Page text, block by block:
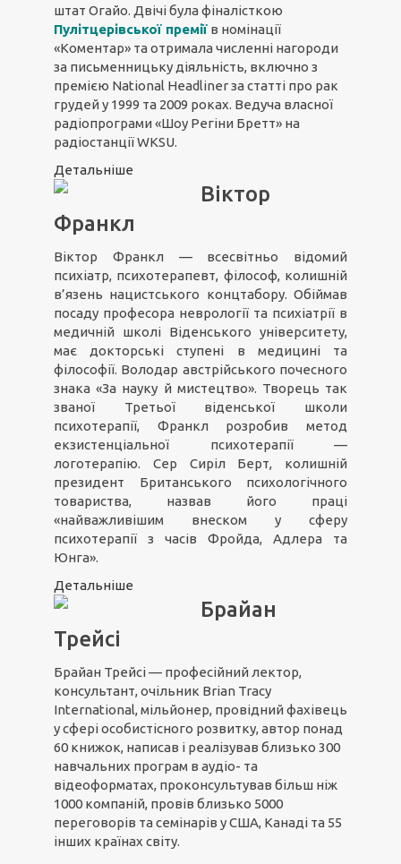
штат Огайо. Двічі була фіналісткою
Пулітцерівської премії в номінації
«Коментар» та отримала численні нагороди
за письменницьку діяльність, включно з
премією National Headliner за статті про рак
грудей у 1999 та 2009 роках. Ведуча власної
радіопрограми «Шоу Регіни Бретт» на
радіостанції WKSU.
Детальніше
Віктор
Франкл
Віктор Франкл — всесвітньо відомий
психіатр, психотерапевт, філософ, колишній
в’язень нацистського концтабору. Обіймав
посаду професора неврології та психіатрії в
медичній школі Віденського університету,
має докторські ступені в медицині та
філософії. Володар австрійського почесного
знака «За науку й мистецтво». Творець так
званої Третьої віденської школи
психотерапії, Франкл розробив метод
екзистенціальної психотерапії —
логотерапію. Сер Сиріл Берт, колишній
президент Британського психологічного
товариства, назвав його праці
«найважливішим внеском у сферу
психотерапії з часів Фройда, Адлера та
Юнга».
Детальніше
Брайан
Трейсі
Брайан Трейсі — професійний лектор,
консультант, очільник Brian Tracy
International, мільйонер, провідний фахівець
у сфері особистісного розвитку, автор понад
60 книжок, написав і реалізував близько 300
навчальних програм в аудіо- та
відеоформатах, проконсультував більш ніж
1000 компаній, провів близько 5000
переговорів та семінарів у США, Канаді та 55
інших країнах світу.